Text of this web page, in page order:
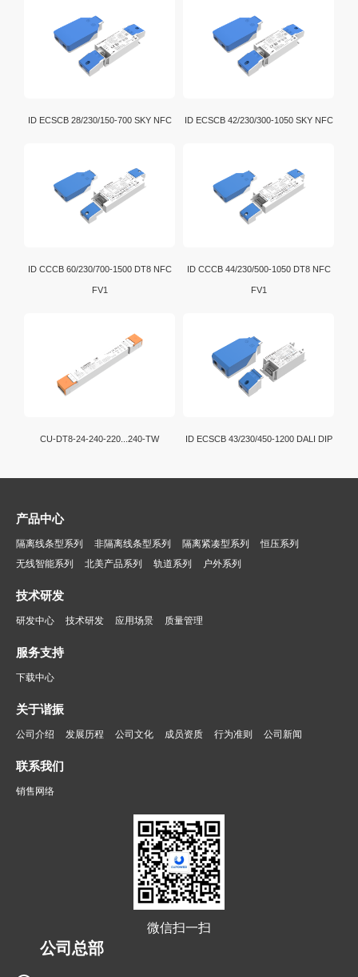
ID ECSCB 28/230/150-700 SKY NFC ID ECSCB 42/230/300-1050 SKY NFC
ID CCCB 60/230/700-1500 DT8 NFC
FV1
ID CCCB 44/230/500-1050 DT8 NFC
FV1
CU-DT8-24-240-220...240-TW ID ECSCB 43/230/450-1200 DALI DIP
产品中心
隔离线条型系列 非隔离线条型系列 隔离紧凑型系列
恒压系列
无线智能系列
北美产品系列 轨道系列 户外系列
技术研发
研发中心 技术研发 应用场景 质量管理
服务支持
下载中心
关于谐振
公司介绍 发展历程 公司文化 成员资质 行为准则 公司新闻
联系我们
销售网络
微信扫一扫
公司总部